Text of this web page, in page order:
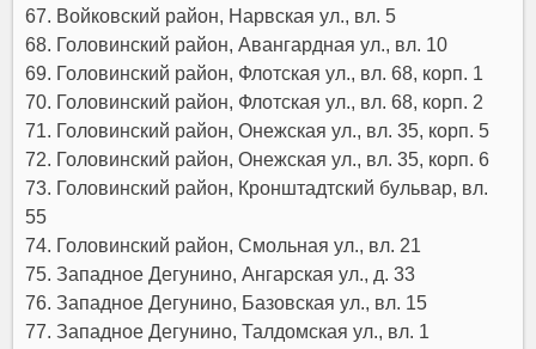
67. Войковский район, Нарвская ул., вл. 5
68. Головинский район, Авангардная ул., вл. 10
69. Головинский район, Флотская ул., вл. 68, корп. 1
70. Головинский район, Флотская ул., вл. 68, корп. 2
71. Головинский район, Онежская ул., вл. 35, корп. 5
72. Головинский район, Онежская ул., вл. 35, корп. 6
73. Головинский район, Кронштадтский бульвар, вл.
55
74. Головинский район, Смольная ул., вл. 21
75. Западное Дегунино, Ангарская ул., д. 33
76. Западное Дегунино, Базовская ул., вл. 15
77. Западное Дегунино, Талдомская ул., вл. 1